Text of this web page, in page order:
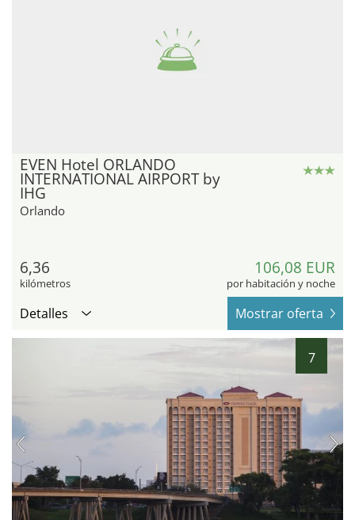
EVEN Hotel ORLANDO
INTERNATIONAL AIRPORT by
IHG
Orlando
6,36
kilómetros
106,08 EUR
por habitación y noche
Detalles Mostrar oferta
7